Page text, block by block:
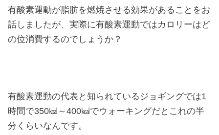
有酸素運動が脂肪を燃焼させる効果があることをお
話しましたが、実際に有酸素運動ではカロリーはど
の位消費するのでしょうか？
有酸素運動の代表と知られているジョギングでは1
時間で350㎉～400㎉でウォーキングだとこれの半
分くらいなんです。